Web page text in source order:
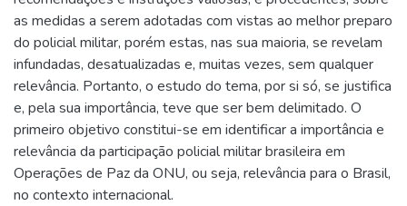
as medidas a serem adotadas com vistas ao melhor preparo
do policial militar, porém estas, nas sua maioria, se revelam
infundadas, desatualizadas e, muitas vezes, sem qualquer
relevância. Portanto, o estudo do tema, por si só, se justifica
e, pela sua importância, teve que ser bem delimitado. O
primeiro objetivo constitui-se em identificar a importância e
relevância da participação policial militar brasileira em
Operações de Paz da ONU, ou seja, relevância para o Brasil,
no contexto internacional.